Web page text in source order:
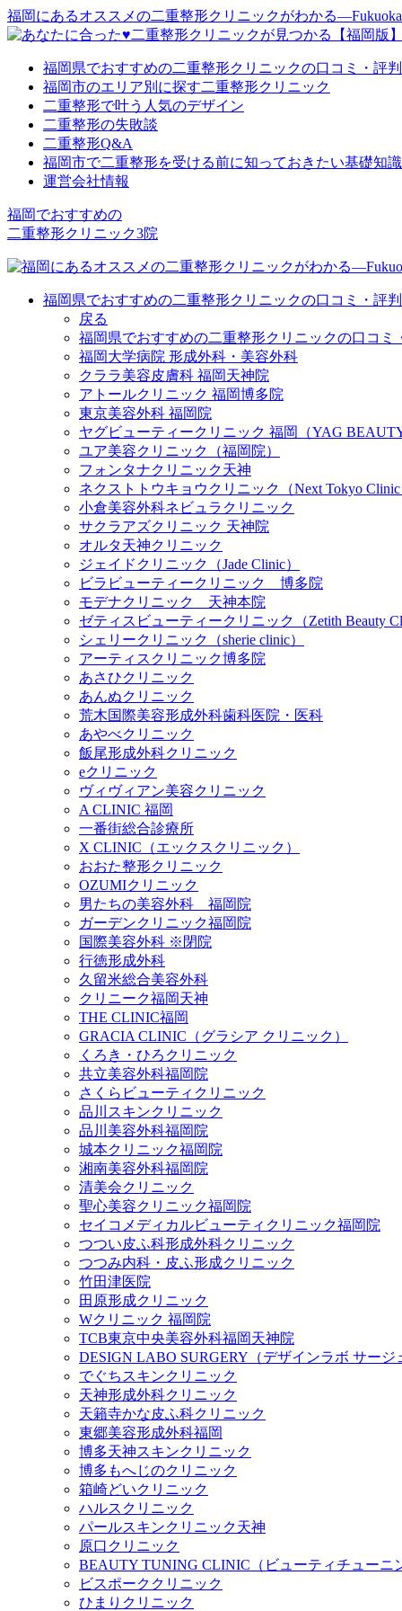
福岡にあるオススメの二重整形クリニックがわかる
福岡県でおすすめの二重整形クリニックの口コミ・評
福岡市のエリア別に探す二重整形クリニック
二重整形で叶う人気のデザイン
二重整形の失敗談
二重整形Q&A
福岡市で二重整形を受ける前に知っておきたい基礎知識
運営会社情報
福岡でおすすめの
二重整形クリニック3院
福岡県でおすすめの二重整形クリニックの口コミ・評
戻る
福岡県でおすすめの二重整形クリニックの口コミ
福岡大学病院 形成外科・美容外科
クララ美容皮膚科 福岡天神院
アトールクリニック 福岡博多院
東京美容外科 福岡院
ヤグビューティークリニック 福岡（YAG
ユア美容クリニック（福岡院）
フォンタナクリニック天神
ネクストトウキョウクリニック（Next Tokyo Clinic
小倉美容外科ネビュラクリニック
サクラアズクリニック 天神院
オルタ天神クリニック
ジェイドクリニック（Jade Clinic）
ビラビューティークリニック 博多院
モデナクリニック 天神本院
ゼティスビューティークリニック（Zetith Beauty
シェリークリニック（sherie clinic）
アーティスクリニック博多院
あさひクリニック
あんぬクリニック
荒木国際美容形成外科歯科医院・医科
あやべクリニック
飯尾形成外科クリニック
eクリニック
ヴィヴィアン美容クリニック
A CLINIC 福岡
一番街総合診療所
X CLINIC（エックスクリニック）
おおた整形クリニック
OZUMIクリニック
男たちの美容外科 福岡院
ガーデンクリニック福岡院
国際美容外科 ※閉院
行徳形成外科
久留米総合美容外科
クリニーク福岡天神
THE CLINIC福岡
GRACIA CLINIC（グラシア クリニック）
くろき・ひろクリニック
共立美容外科福岡院
さくらビューティクリニック
品川スキンクリニック
品川美容外科福岡院
城本クリニック福岡院
湘南美容外科福岡院
清美会クリニック
聖心美容クリニック福岡院
セイコメディカルビューティクリニック福岡院
つつい皮ふ科形成外科クリニック
つつみ内科・皮ふ形成クリニック
竹田津医院
田原形成クリニック
Wクリニック 福岡院
TCB東京中央美容外科福岡天神院
DESIGN LABO SURGERY（デザインラボ サージ
でぐちスキンクリニック
天神形成外科クリニック
天籟寺かな皮ふ科クリニック
東郷美容形成外科福岡
博多天神スキンクリニック
博多もへじのクリニック
箱崎どいクリニック
ハルスクリニック
パールスキンクリニック天神
原口クリニック
BEAUTY TUNING CLINIC（ビューティチューニ
ビスポーククリニック
ひまりクリニック